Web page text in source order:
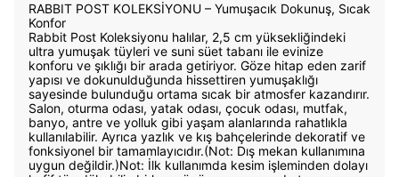
RABBIT POST KOLEKSİYONU – Yumuşacık Dokunuş, Sıcak
Konfor
Rabbit Post Koleksiyonu halılar, 2,5 cm yüksekliğindeki
ultra yumuşak tüyleri ve suni süet tabanı ile evinize
konforu ve şıklığı bir arada getiriyor. Göze hitap eden zarif
yapısı ve dokunulduğunda hissettiren yumuşaklığı
sayesinde bulunduğu ortama sıcak bir atmosfer kazandırır.
Salon, oturma odası, yatak odası, çocuk odası, mutfak,
banyo, antre ve yolluk gibi yaşam alanlarında rahatlıkla
kullanılabilir. Ayrıca yazlık ve kış bahçelerinde dekoratif ve
fonksiyonel bir tamamlayıcıdır.(Not: Dış mekan kullanımına
uygun değildir.)Not: İlk kullanımda kesim işleminden dolayı